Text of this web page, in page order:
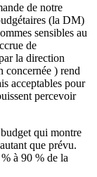
de notre
(la DM)
sensibles au
de
la direction
concernée ) rend
acceptables pour
percevoir
qui montre
que prévu.
à 90 % de la